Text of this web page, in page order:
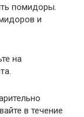
помидоры.
и
на
в течение